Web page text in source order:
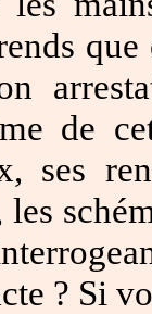
de
ses
les
? Si